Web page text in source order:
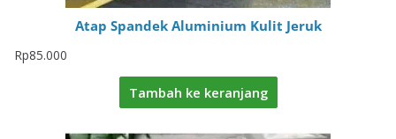
Atap Spandek Aluminium Kulit Jeruk
Rp85.000
Tambah ke keranjang